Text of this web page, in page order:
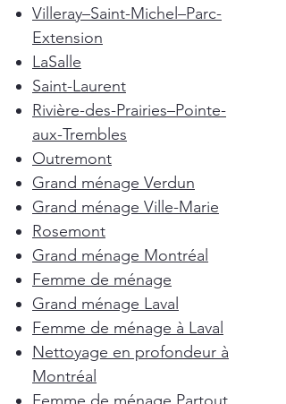
Villeray–Saint-Michel–Parc-
Extension
LaSalle
Saint-Laurent
Rivière-des-Prairies–Pointe-
aux-Trembles
Outremont
Grand ménage Verdun
Grand ménage Ville-Marie
Rosemont
Grand ménage Montréal
Femme de ménage
Grand ménage Laval
Femme de ménage à Laval
Nettoyage en profondeur à
Montréal